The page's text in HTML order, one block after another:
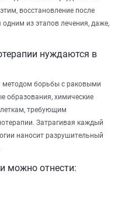
восстановление после
из этапов лечения, даже,
нуждаются в
методом борьбы с раковыми
образования, химические
требующим
Затрагивая каждый
наносит разрушительный
можно отнести: